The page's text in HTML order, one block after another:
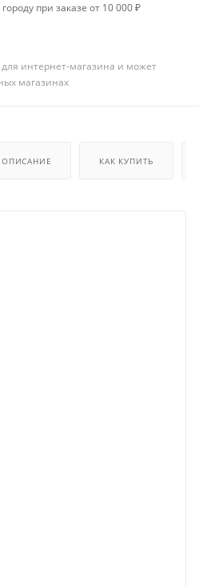
при заказе от 10 000 ₽
интернет-магазина и может
магазинах
ОПИСАНИЕ КАК КУПИТЬ